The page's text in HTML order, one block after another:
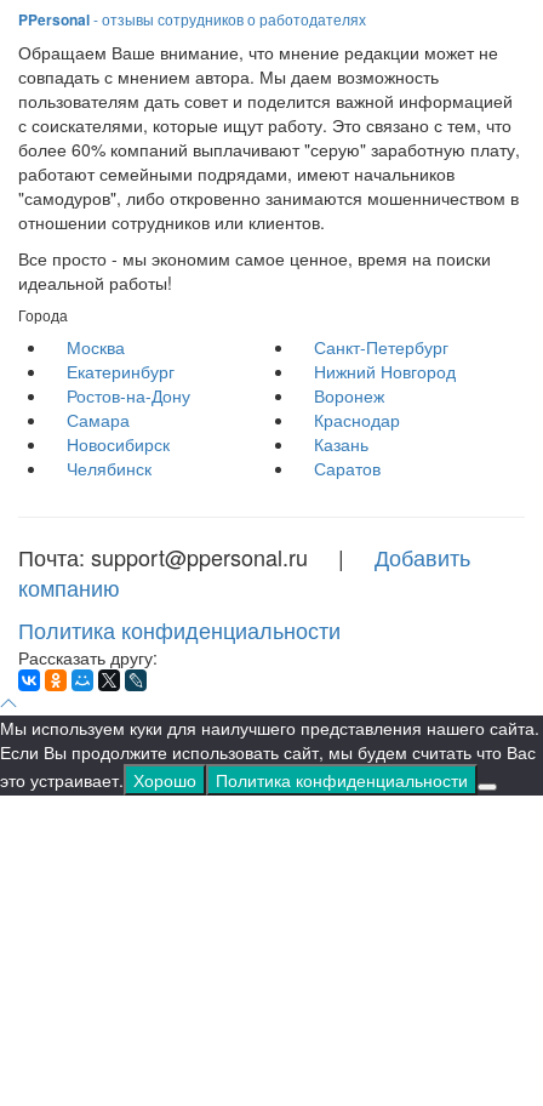
PPersonal- отзывы сотрудников о работодателях
Обращаем Ваше внимание, что мнение редакции может не
совпадать с мнением автора. Мы даем возможность
пользователям дать совет и поделится важной информацией
с соискателями, которые ищут работу. Это связано с тем, что
более 60% компаний выплачивают "серую" заработную плату,
работают семейными подрядами, имеют начальников
"самодуров", либо откровенно занимаются мошенничеством в
отношении сотрудников или клиентов.
Все просто - мы экономим самое ценное, время на поиски
идеальной работы!
Города
Москва
Санкт-Петербург
Екатеринбург
Нижний Новгород
Ростов-на-Дону
Воронеж
Самара
Краснодар
Новосибирск
Казань
Челябинск
Саратов
Почта: support@ppersonal.ru | Добавить
компанию
Политика конфиденциальности
Рассказать другу:
Мы используем куки для наилучшего представления нашего сайта.
Если Вы продолжите использовать сайт, мы будем считать что Вас
это устраивает. Хорошо Политика конфиденциальности